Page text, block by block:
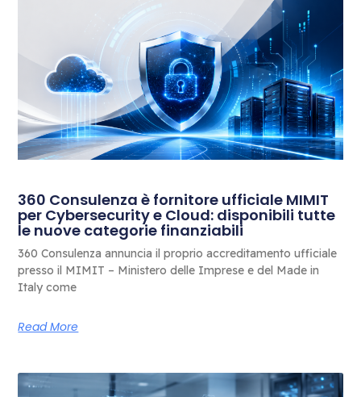
360 Consulenza è fornitore ufficiale MIMIT
per Cybersecurity e Cloud: disponibili tutte
le nuove categorie finanziabili
360 Consulenza annuncia il proprio accreditamento ufficiale
presso il MIMIT – Ministero delle Imprese e del Made in
Italy come
Read More